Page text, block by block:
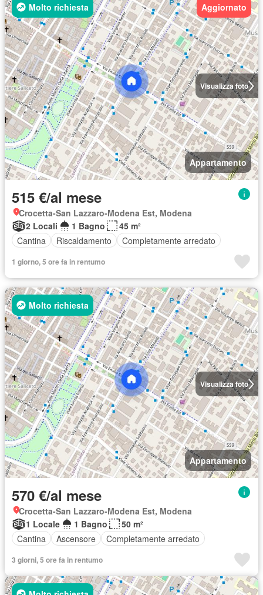
Visualizza foto
Molto richiesta Aggiornato
Appartamento
515 €/al mese
Crocetta-San Lazzaro-Modena Est, Modena
2 Locali
1 Bagno
45 m²
Cantina
Riscaldamento Completamente arredato
1 giorno, 5 ore fa in rentumo
Visualizza foto
Molto richiesta
Appartamento
570 €/al mese
Crocetta-San Lazzaro-Modena Est, Modena
1 Locale
1 Bagno
50 m²
Cantina
Ascensore Completamente arredato
3 giorni, 5 ore fa in rentumo